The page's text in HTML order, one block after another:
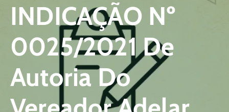
CONTATO
INDICAÇÃO Nº
0025/2021 De
Autoria Do